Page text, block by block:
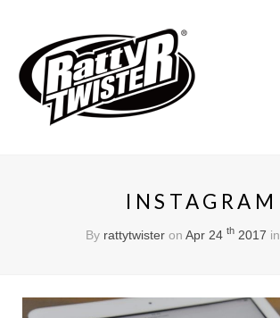
INSTAGRAM
By rattytwisteron Apr 24 th2017 in